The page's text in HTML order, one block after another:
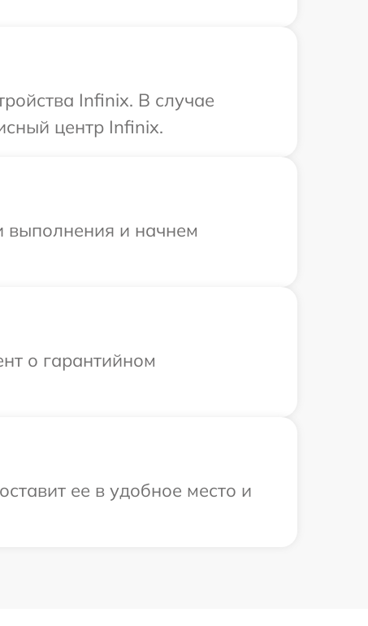
Infinix. В случае
центр Infinix.
выполнения и начнем
о гарантийном
ее в удобное место и